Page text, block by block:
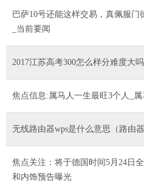
巴萨10号还能这样交易，真佩服
_当前要闻
2017江苏高考300怎么样分难度大
焦点信息:属马人一生最旺3个人_
无线路由器wps是什么意思（路由器
焦点关注：将于德国时间5月24日
和内饰预告曝光